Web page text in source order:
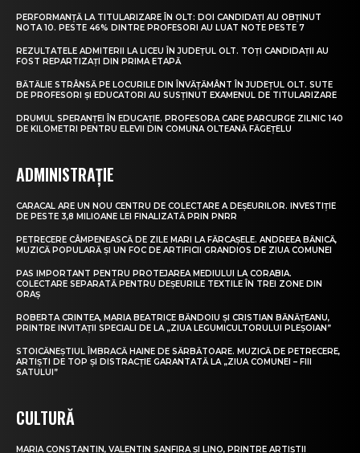
PERFORMANȚĂ LA TITULARIZARE ÎN OLT: DOI CANDIDAȚI AU OBȚINUT
NOTA 10. PESTE 46% DINTRE PROFESORI AU LUAT NOTE PESTE 7
REZULTATELE ADMITERII LA LICEU ÎN JUDEȚUL OLT. TOȚI CANDIDAȚII AU
FOST REPARTIZAȚI DIN PRIMA ETAPĂ
BĂTĂLIE STRÂNSĂ PE LOCURILE DIN ÎNVĂȚĂMÂNT ÎN JUDEȚUL OLT. SUTE
DE PROFESORI ȘI EDUCATORI AU SUSȚINUT EXAMENUL DE TITULARIZARE
DRUMUL SPERANȚEI ÎN EDUCAȚIE. PROFESORA CARE PARCURGE ZILNIC 140
DE KILOMETRI PENTRU ELEVII DIN COMUNA OLTEANĂ FĂGEȚELU
ADMINISTRAȚIE
CARACAL ARE UN NOU CENTRU DE COLECTARE A DEȘEURILOR. INVESTIȚIE
DE PESTE 3,8 MILIOANE LEI FINALIZATĂ PRIN PNRR
PETRECERE CÂMPENEASCĂ DE ZILE MARI LA FĂRCAȘELE. ANDREEA BĂNICĂ,
MUZICĂ POPULARĂ ȘI UN FOC DE ARTIFICII GRANDIOS DE ZIUA COMUNEI
PAS IMPORTANT PENTRU PROTEJAREA MEDIULUI LA CORABIA.
COLECTARE SEPARATĂ PENTRU DEȘEURILE TEXTILE ÎN TREI ZONE DIN
ORAȘ
ROBERTA CRINTEA, MARIA BEATRICE BĂNDOIU ȘI CRISTIAN BĂNĂȚEANU,
PRINTRE INVITAȚII SPECIALI DE LA „ZIUA LEGUMICULTORULUI PLEȘOIAN”
STOICĂNEȘTIUL ÎMBRACĂ HAINE DE SĂRBĂTOARE. MUZICĂ DE PETRECERE,
ARTIȘTI DE TOP ȘI DISTRACȚIE GARANTATĂ LA „ZIUA COMUNEI – FIII
SATULUI”
CULTURĂ
MARIA CONSTANTIN, VALENTIN SANFIRA ȘI LINO, PRINTRE ARTIȘTII